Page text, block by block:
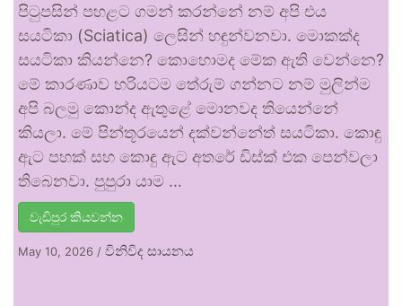
පිටුපසින් පහළට ගමන් කරන්නේ නම් අපි එය
සයටිකා (Sciatica) ලෙසින් හඳුන්වනවා. මොකක්ද
සයටිකා කියන්නෙ? කොහොමද මේක ඇති වෙන්නෙ?
මේ කාරණාව හරියටම තේරුම් ගන්නට නම් මුලින්ම
අපි බලමු කොන්ද ඇතුළේ මොනවද තියෙන්නේ
කියලා. මේ පින්තූරයෙන් දක්වන්නේත් සයටිකා. කොඳු
ඇට පහක් සහ කොඳු ඇට අතරේ ඩිස්ක් එක පෙන්වලා
තිබෙනවා. පුපුරා යාම …
වැඩිපුර කියවන්න
May 10, 2026 / විනිවිද සායනය